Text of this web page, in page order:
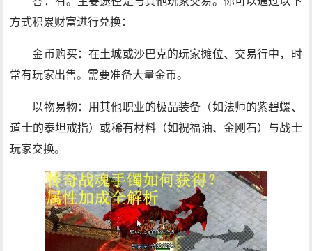
方式积累财富进行兑换：
金币购买：在土城或沙巴克的玩家摊位、交易行中，时
常有玩家出售。需要准备大量金币。
以物易物：用其他职业的极品装备（如法师的紫碧螺、
道士的泰坦戒指）或稀有材料（如祝福油、金刚石）与战士
玩家交换。